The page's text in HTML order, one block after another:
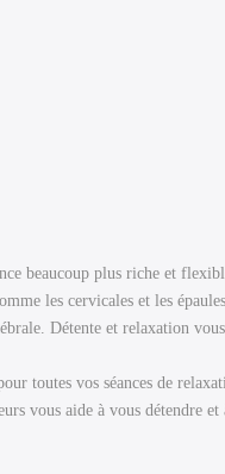
beaucoup plus riche et
les cervicales et les
Détente et relaxation
toutes vos séances de
vous aide à vous détendre et